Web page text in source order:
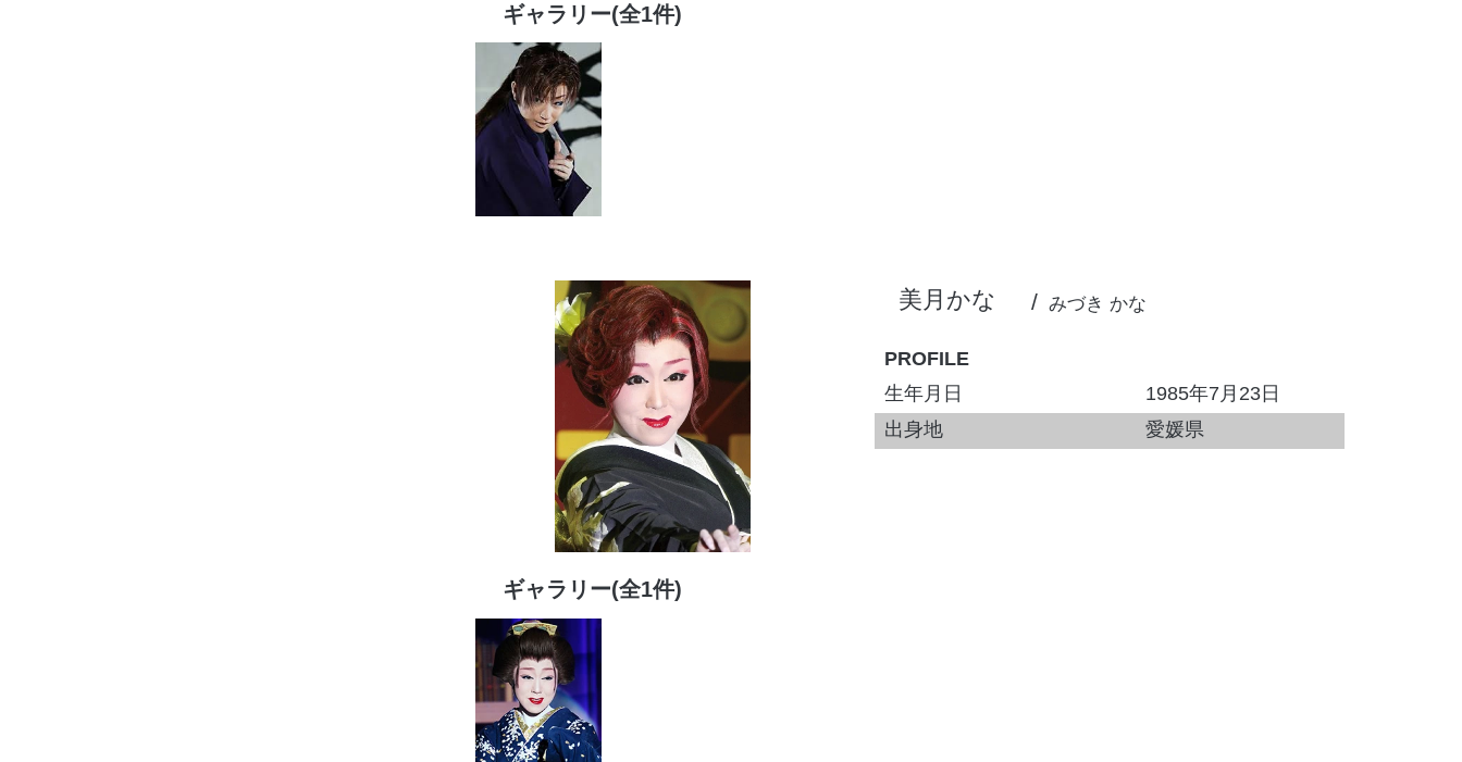
ギャラリー(全1件)
美月かな みづき かな
PROFILE
生年月日
1985年7月23日
出身地
愛媛県
ギャラリー(全1件)